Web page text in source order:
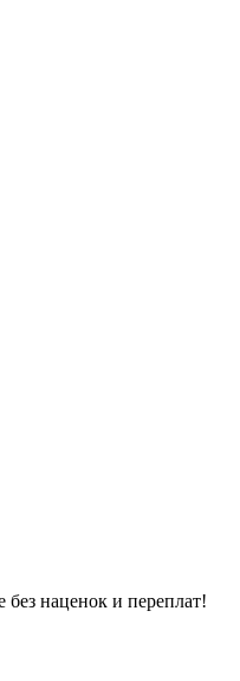
без наценок и переплат!